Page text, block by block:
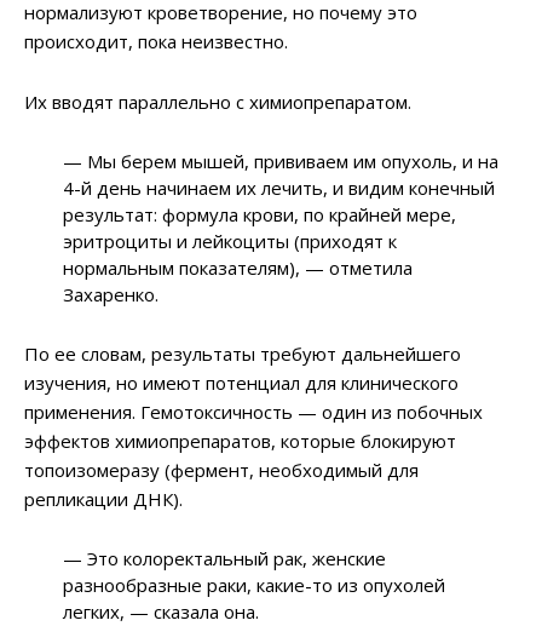
нормализуют кроветворение, но почему это
происходит, пока неизвестно.
Их вводят параллельно с химиопрепаратом.
— Мы берем мышей, прививаем им опухоль, и на
4-й день начинаем их лечить, и видим конечный
результат: формула крови, по крайней мере,
эритроциты и лейкоциты (приходят к
нормальным показателям), — отметила
Захаренко.
По ее словам, результаты требуют дальнейшего
изучения, но имеют потенциал для клинического
применения. Гемотоксичность — один из побочных
эффектов химиопрепаратов, которые блокируют
топоизомеразу (фермент, необходимый для
репликации ДНК).
— Это колоректальный рак, женские
разнообразные раки, какие-то из опухолей
легких, — сказала она.